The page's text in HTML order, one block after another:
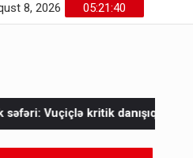
05:21:41
8, 2026
Mask Ukraynaya bunu